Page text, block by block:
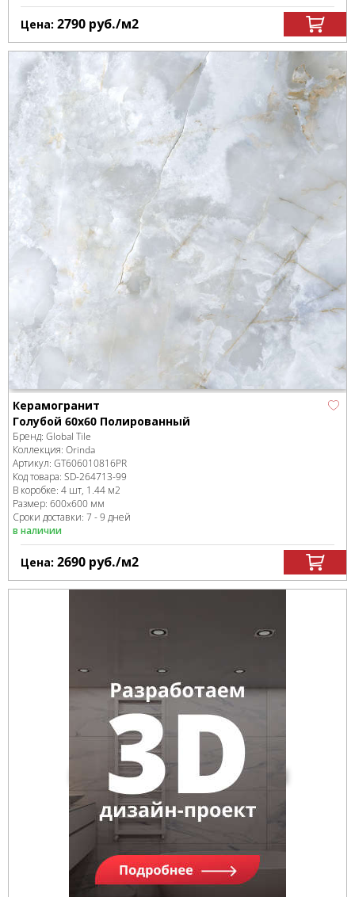
Цена: 2790 руб./м2
Керамогранит
Голубой 60x60 Полированный
Бренд: Global Tile
Коллекция: Orinda
Артикул: GT606010816PR
Код товара: SD-264713-99
В коробке: 4 шт, 1.44 м2
Размер: 600x600 мм
Сроки доставки: 7 - 9 дней
в наличии
Цена: 2690 руб./м2